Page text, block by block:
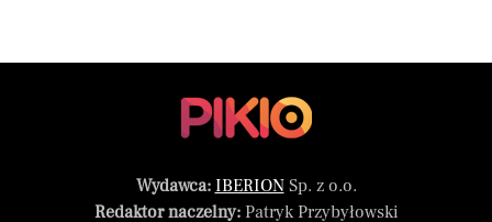
Wydawca: IBERIONSp. z o.o.
Redaktor naczelny:Patryk Przybyłowski